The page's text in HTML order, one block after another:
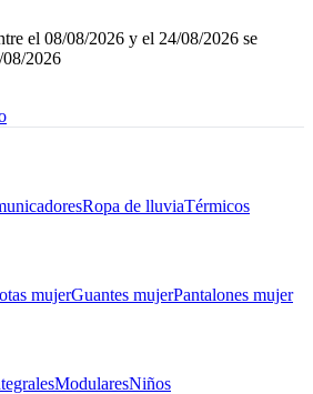
el 08/08/2026 y el 24/08/2026 se
08/2026
Ropa de lluviaTérmicos
mujerGuantes mujerPantalones mujer
ModularesNiños